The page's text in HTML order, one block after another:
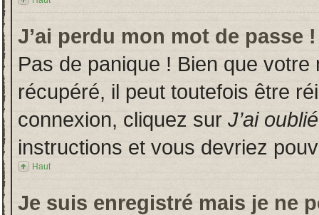
J’ai perdu mon mot de passe !
Pas de panique ! Bien que
récupéré, il peut toutefois être
connexion, cliquez sur J’ai
instructions et vous devriez
Haut
Je suis enregistré mais je ne